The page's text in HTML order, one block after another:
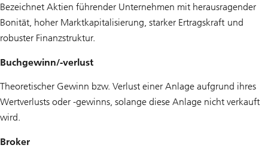
Bezeichnet Aktien führender Unternehmen mit herausragender
Bonität, hoher Marktkapitalisierung, starker Ertragskraft und
robuster Finanzstruktur.
Buchgewinn/-verlust
Theoretischer Gewinn bzw. Verlust einer Anlage aufgrund ihres
Wertverlusts oder -gewinns, solange diese Anlage nicht verkauft
wird.
Broker